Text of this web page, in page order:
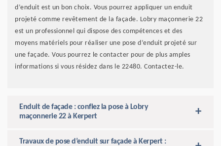
d’enduit est un bon choix. Vous pourrez appliquer un enduit
projeté comme revêtement de la façade. Lobry maçonnerie 22
est un professionnel qui dispose des compétences et des
moyens matériels pour réaliser une pose d’enduit projeté sur
une façade. Vous pourrez le contacter pour de plus amples
informations si vous résidez dans le 22480. Contactez-le.
Enduit de façade : confiez la pose à Lobry
maçonnerie 22 à Kerpert
Travaux de pose d’enduit sur façade à Kerpert :